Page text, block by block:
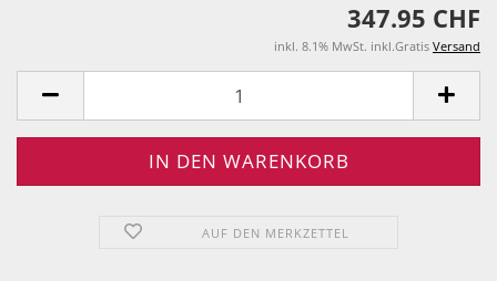
347.95 CHF
inkl. 8.1% MwSt. inkl.Gratis Versand
AUF DEN MERKZETTEL